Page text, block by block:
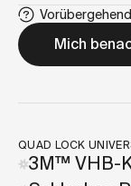
Mich
QUAD LOCK
3M™ VHB-